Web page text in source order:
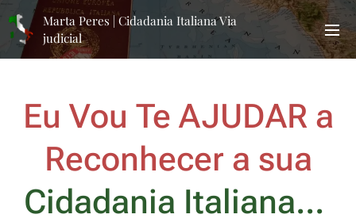
Marta Peres | Cidadania Italiana Via
judicial
Eu Vou Te AJUDAR a
Reconhecer a sua
Cidadania Italiana...